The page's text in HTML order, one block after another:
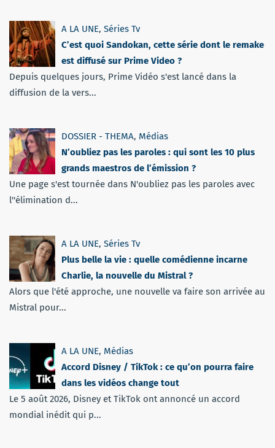
A LA UNE, Séries Tv
C’est quoi Sandokan, cette série dont le remake
est diffusé sur Prime Video ?
Depuis quelques jours, Prime Vidéo s'est lancé dans la
diffusion de la vers...
DOSSIER - THEMA, Médias
N’oubliez pas les paroles : qui sont les 10 plus
grands maestros de l’émission ?
Une page s'est tournée dans N'oubliez pas les paroles avec
l''élimination d...
A LA UNE, Séries Tv
Plus belle la vie : quelle comédienne incarne
Charlie, la nouvelle du Mistral ?
Alors que l'été approche, une nouvelle va faire son arrivée au
Mistral pour...
A LA UNE, Médias
Accord Disney / TikTok : ce qu’on pourra faire
dans les vidéos change tout
Le 5 août 2026, Disney et TikTok ont annoncé un accord
mondial inédit qui p...